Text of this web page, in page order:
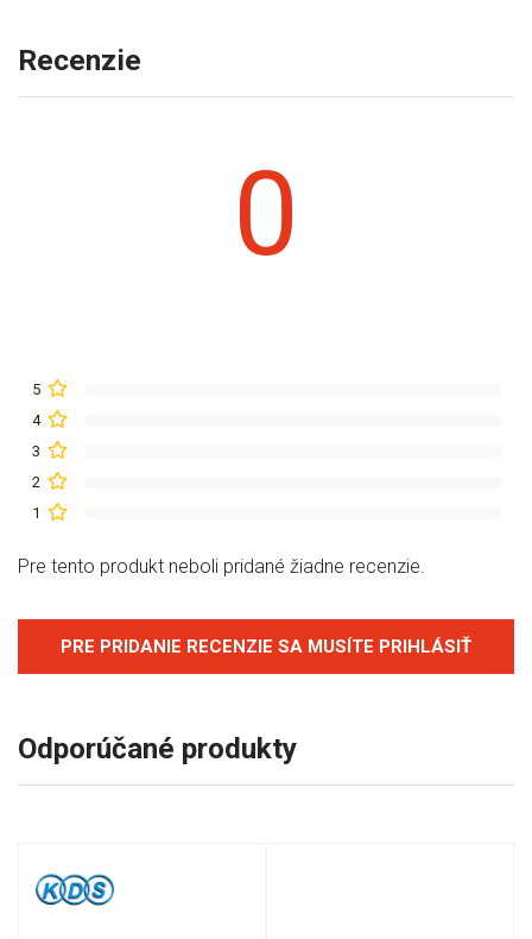
Recenzie
0
5
4
3
2
1
Pre tento produkt neboli pridané žiadne recenzie.
PRE PRIDANIE RECENZIE SA MUSÍTE PRIHLÁSIŤ
Odporúčané produkty